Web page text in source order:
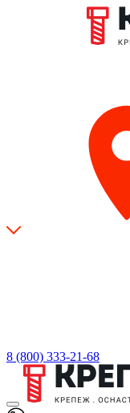
8 (800) 333-21-68